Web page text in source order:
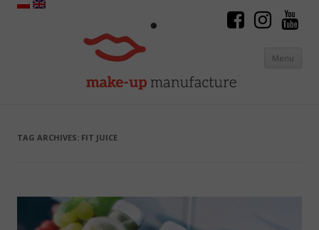
Menu
TAG ARCHIVES: FIT JUICE